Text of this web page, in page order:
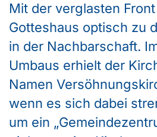
Mit der verglasten
Gotteshaus optisch zu
in der Nachbarschaft.
Umbaus erhielt der
Namen
wenn es sich dabei
um ein